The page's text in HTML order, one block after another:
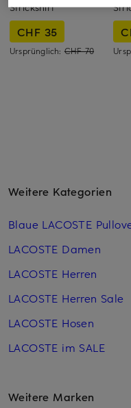
Strickshirt
CHF 35
Ursprünglich: CHF 70
Weitere Kategorien
Blaue LACOSTE
LACOSTE Damen
LACOSTE Herren
LACOSTE Herren Sale
LACOSTE Hosen
LACOSTE im SALE
Weitere Marken